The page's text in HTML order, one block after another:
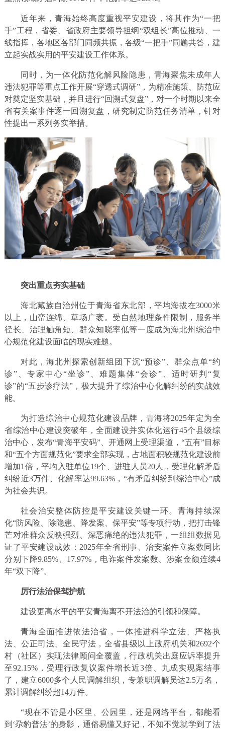
近年来，青海始终高度重视平安建设，将其作为“一把
手”工程，省委、省政府主要领导担纲“双组长”高位推动、一
线指挥，各地区各部门同频共振，各级“一把手”同题共答，建
立起实战实用的平安建设工作体系。
同时，为一体化防范化解风险隐患，青海聚焦未成年人
违法犯罪等重点工作开展“穿透式调研”，为精准施策、防范应
对奠定坚实基础，并且进行“回溯式复盘”，对一个时期以来全
省有关案事件逐一回溯复盘，研究制定防范任务清单，针对
性提出一系列务实举措。
突出重点夯实基础
海北藏族自治州位于青海省东北部，平均海拔在3000米
以上，山峦连绵、草场广袤。受自然地理条件限制，服务半
径长、治理触角短、群众知晓率低等一度成为海北州综治中
心规范化建设面临的现实难题。
对此，海北州探索创新组团下沉“预诊”、群众点单“约
诊”、专家中心“坐诊”、难题集体“会诊”、适时研判“复
诊”的“五步诊疗法”，极大提升了综治中心化解纠纷的实战效
能。
为打造综治中心规范化建设品牌，青海将2025年定为全
省综治中心建设突破年，全面建设并实体化运行45个县级综
治中心，发布“青海平安码”、开通网上受理渠道，“五有”目标
和“五个方面规范化”要求全部实现，占地面积较规范化建设前
增加1倍，平均入驻单位19个、进驻人员20人，受理化解矛盾
纠纷近3万件、化解率达99.63%，“有矛盾纠纷到综治中心”成
为社会共识。
社会治安整体防控是平安建设关键一环。青海持续深
化“防风险、除隐患、降发案、保平安”等专项行动，把打击锋
芒对准群众反映强烈、深恶痛绝的违法犯罪，一组组数据见
证了平安建设成效：2025年全省刑事、治安案件立案数同比
分别下降9.85%、17.97%，电诈案件发案数、涉案金额连续4
年“双下降”。
厉行法治保驾护航
建设更高水平的平安青海离不开法治的引领和保障。
青海全面推进依法治省，一体推进科学立法、严格执
法、公正司法、全民守法，全省县级以上政府机关和2692个
村（社区）实现法律顾问全覆盖，行政机关出庭应诉率提升
至92.15%，受理行政复议案件增长近3倍、九成实现案结事
了，建立6000多个人民调解组织，专兼职调解员达2.5万名，
累计调解纠纷超14万件。
“现在不管是小区里、公园里，还是网络平台，都能看
到‘尕豹普法’的身影，通俗易懂又好记，不知不觉就学到了法